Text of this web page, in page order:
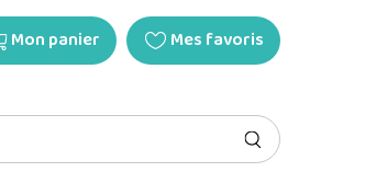
Mon panier Mes favoris